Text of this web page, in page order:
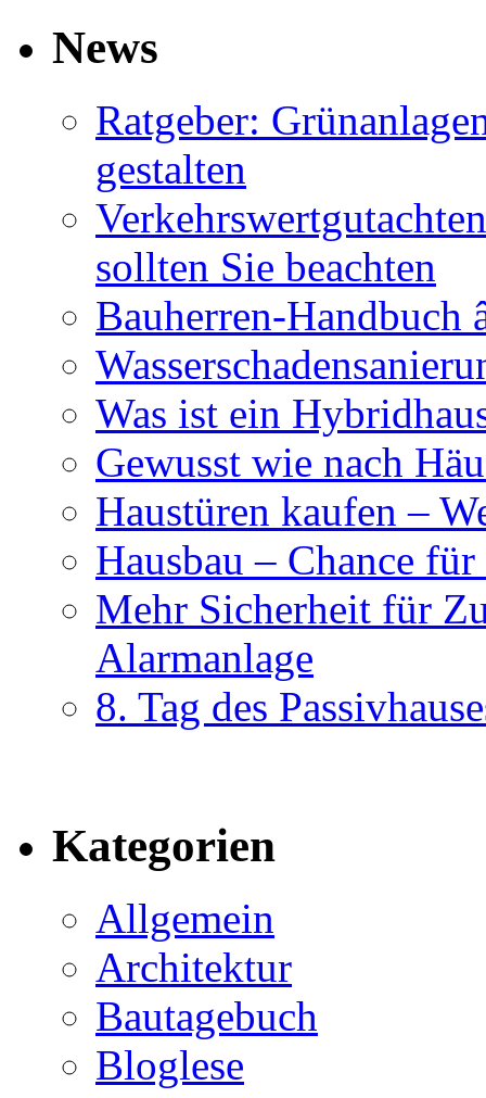
News
Ratgeber:
gestalten
sollten Sie beachten
Bauherren-Handbuch
Was ist ein
Gewusst wie nach
Haustüren kaufen –
Hausbau – Chance
Mehr Sicherheit für
Alarmanlage
8. Tag des
Kategorien
Allgemein
Architektur
Bautagebuch
Bloglese